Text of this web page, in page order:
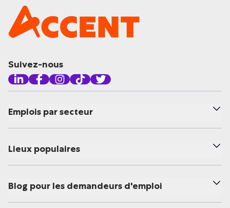
Suivez-nous
Emplois par secteur
Lieux populaires
Blog pour les demandeurs d'emploi